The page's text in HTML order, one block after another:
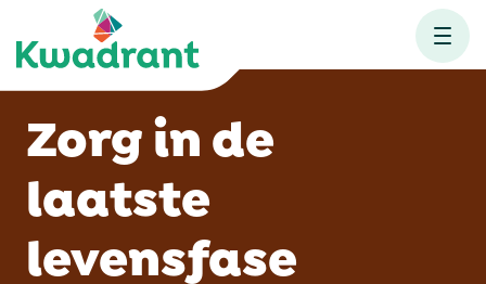
Zorg in de
laatste
levensfase